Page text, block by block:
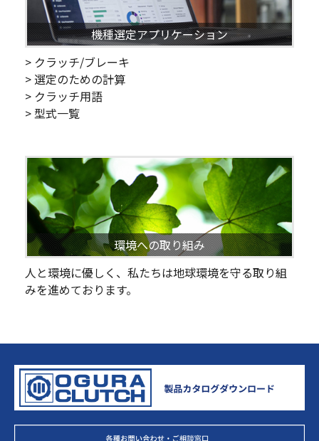
機種選定アプリケーション
> クラッチ/ブレーキ
> 選定のための計算
> クラッチ用語
> 型式一覧
環境への取り組み
人と環境に優しく、私たちは地球環境を守る取り組
みを進めております。